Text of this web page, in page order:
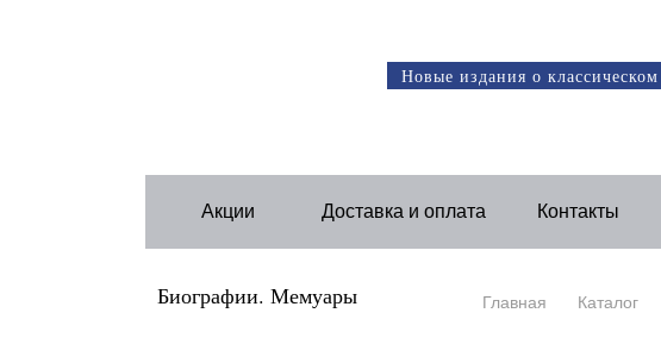
Новые издания о классическом
Акции Доставка и оплата Контакты
Биографии. Мемуары Главная Каталог